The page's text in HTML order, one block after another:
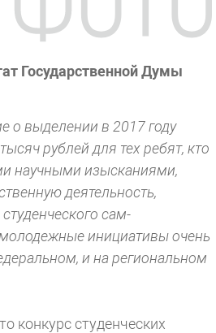
Государственной Думы
о выделении в 2017 году
рублей для тех ребят, кто
на­учными изысканиями,
деятельность,
сам­
инициативы очень
и на региональном
конкурс сту­денческих